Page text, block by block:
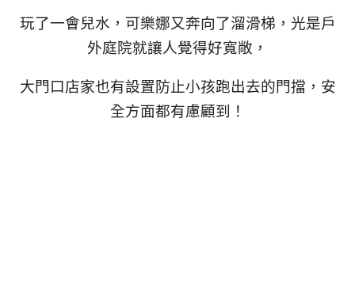
玩了一會兒水，可樂娜又奔向了溜滑梯，光是戶
外庭院就讓人覺得好寬敞，
大門口店家也有設置防止小孩跑出去的門擋，安
全方面都有慮顧到！